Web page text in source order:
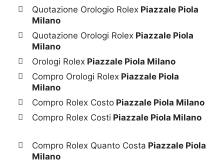
Quotazione Orologio Rolex Piazzale Piola
Milano
Quotazione Orologi Rolex Piazzale Piola
Milano
Orologi Rolex Piazzale Piola Milano
Compro Orologi Rolex Piazzale Piola
Milano
Compro Rolex Costo Piazzale Piola Milano
Compro Rolex Costi Piazzale Piola Milano
Compro Rolex Quanto Costa Piazzale Piola
Milano